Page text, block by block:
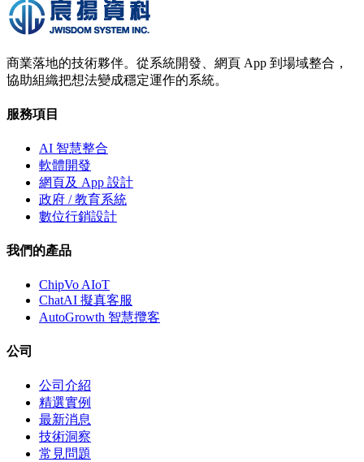
商業落地的技術夥伴。從系統開發、網頁 App 到場域整合，
協助組織把想法變成穩定運作的系統。
服務項目
AI 智慧整合
軟體開發
網頁及 App 設計
政府 / 教育系統
數位行銷設計
我們的產品
ChipVo AIoT
ChatAI 擬真客服
AutoGrowth 智慧攬客
公司
公司介紹
精選實例
最新消息
技術洞察
常見問題